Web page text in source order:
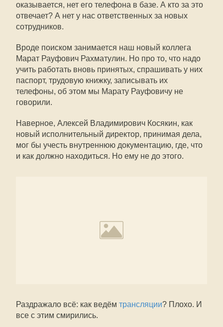
оказывается, нет его телефона в базе. А кто за это
отвечает? А нет у нас ответственных за новых
сотрудников.
Вроде поиском занимается наш новый коллега
Марат Рауфович Рахматулин. Но про то, что надо
учить работать вновь принятых, спрашивать у них
паспорт, трудовую книжку, записывать их
телефоны, об этом мы Марату Рауфовичу не
говорили.
Наверное, Алексей Владимирович Косякин, как
новый исполнительный директор, принимая дела,
мог бы учесть внутреннюю документацию, где, что
и как должно находиться. Но ему не до этого.
Раздражало всё: как ведём трансляции? Плохо. И
все с этим смирились.